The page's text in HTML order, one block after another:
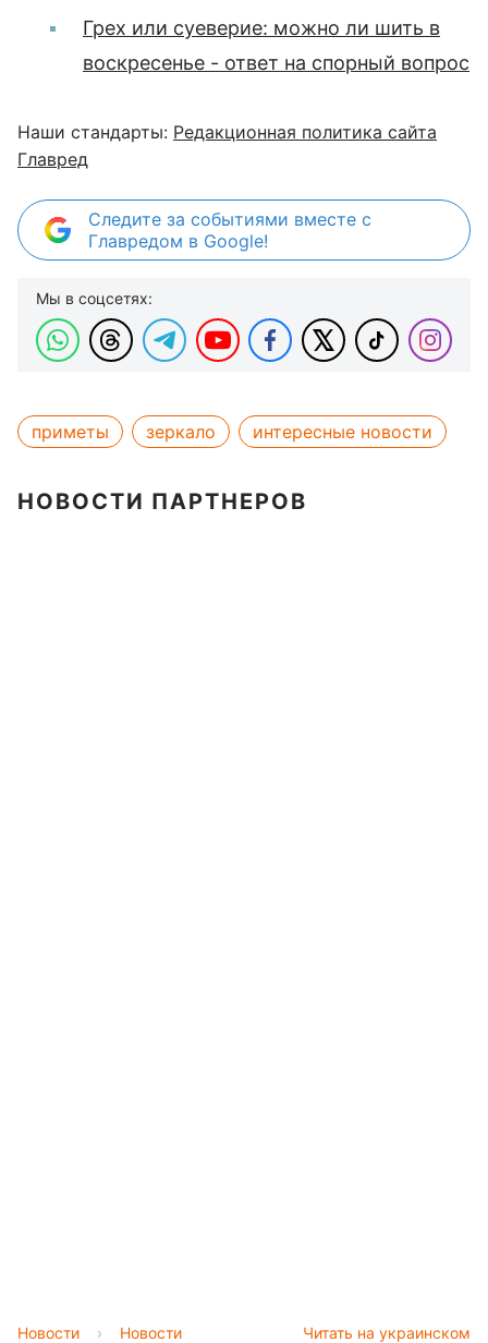
Грех или суеверие: можно ли шить в
воскресенье - ответ на спорный вопрос
Наши стандарты: Редакционная политика сайта
Главред
Следите за событиями вместе с
Главредом в Google!
Мы в соцсетях:
приметы зеркало интересные новости
НОВОСТИ ПАРТНЕРОВ
Читать на украинском
Новости › Новости